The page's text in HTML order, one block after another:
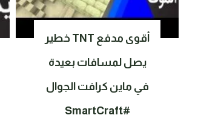
أقوى مدفع TNT خطير
يصل لمسافات بعيدة
في ماين كرافت الجوال
#SmartCraft